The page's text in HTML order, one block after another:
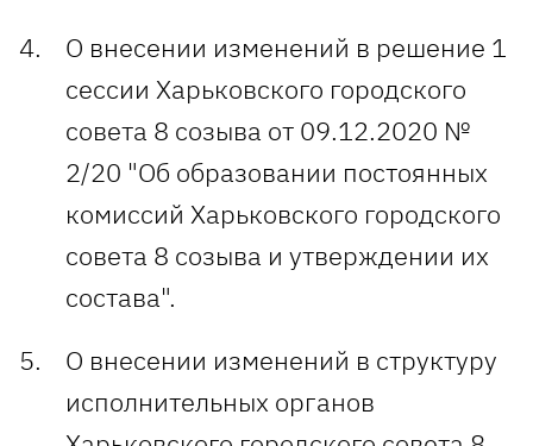
О внесении изменений в решение 1
сессии Харьковского городского
совета 8 созыва от 09.12.2020 №
2/20 "Об образовании постоянных
комиссий Харьковского городского
совета 8 созыва и утверждении их
состава".
О внесении изменений в структуру
исполнительных органов